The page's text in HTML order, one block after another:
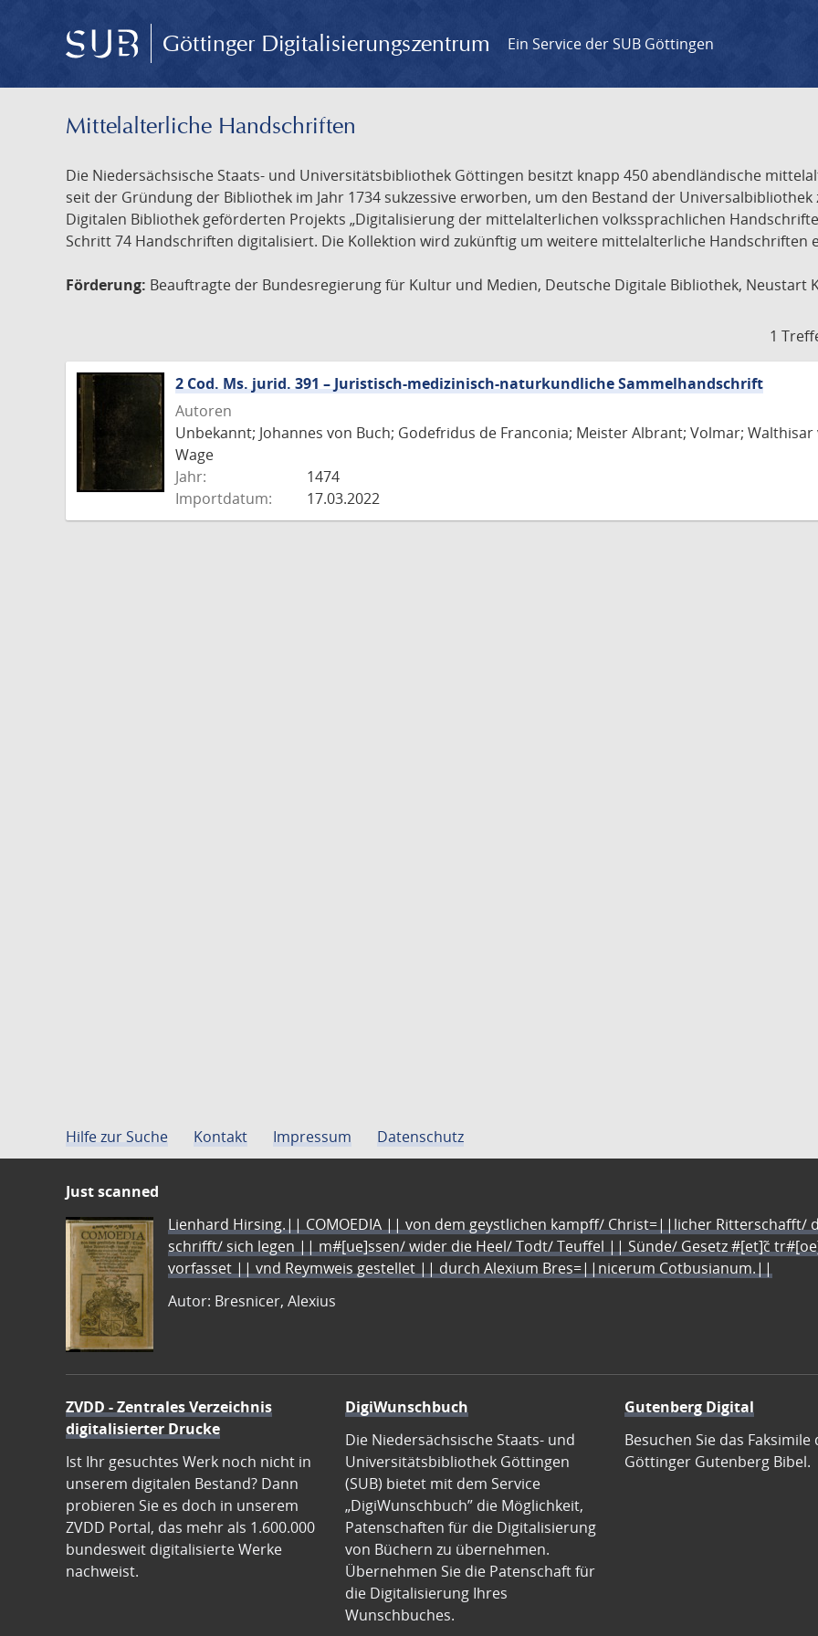
Göttinger Digitalisierungszentrum Ein Service der SUB Göttingen
Mittelalterliche Handschriften
Die Niedersächsische Staats- und Universitätsbibliothek Göttingen besitzt knapp 450 abendländische
seit der Gründung der Bibliothek im Jahr 1734 sukzessive erworben, um den Bestand der
Digitalen Bibliothek geförderten Projekts „Digitalisierung der mittelalterlichen volkssprachlichen
Schritt 74 Handschriften digitalisiert. Die Kollektion wird zukünftig um weitere mittelalterliche Handschriften
Förderung: Beauftragte der Bundesregierung für Kultur und Medien, Deutsche Digitale Bibliothek, Neustart
1
2 Cod. Ms. jurid. 391 – Juristisch-medizinisch-naturkundliche Sammelhandschrift
Autoren
Unbekannt; Johannes von Buch; Godefridus de Franconia; Meister Albrant; Volmar;
Wage
Jahr:
1474
Importdatum:
17.03.2022
Hilfe zur Suche Kontakt Impressum Datenschutz
Just scanned
Lienhard Hirsing.|| COMOEDIA || von dem geystlichen kampff/ Christ=||licher Ritterschafft/
schrifft/ sich legen || m#[ue]ssen/ wider die Heel/ Todt/ Teuffel || Sünde/ Gesetz #[et]c̃
vorfasset || vnd Reymweis gestellet || durch Alexium Bres=||nicerum Cotbusianum.||
Autor: Bresnicer, Alexius
ZVDD - Zentrales Verzeichnis
digitalisierter Drucke
Ist Ihr gesuchtes Werk noch nicht in
unserem digitalen Bestand? Dann
probieren Sie es doch in unserem
ZVDD Portal, das mehr als 1.600.000
bundesweit digitalisierte Werke
nachweist.
DigiWunschbuch
Die Niedersächsische Staats- und
Universitätsbibliothek Göttingen
(SUB) bietet mit dem Service
„DigiWunschbuch” die Möglichkeit,
Patenschaften für die Digitalisierung
von Büchern zu übernehmen.
Übernehmen Sie die Patenschaft für
die Digitalisierung Ihres
Wunschbuches.
Gutenberg Digital
Besuchen Sie das Faksimile
Göttinger Gutenberg Bibel.